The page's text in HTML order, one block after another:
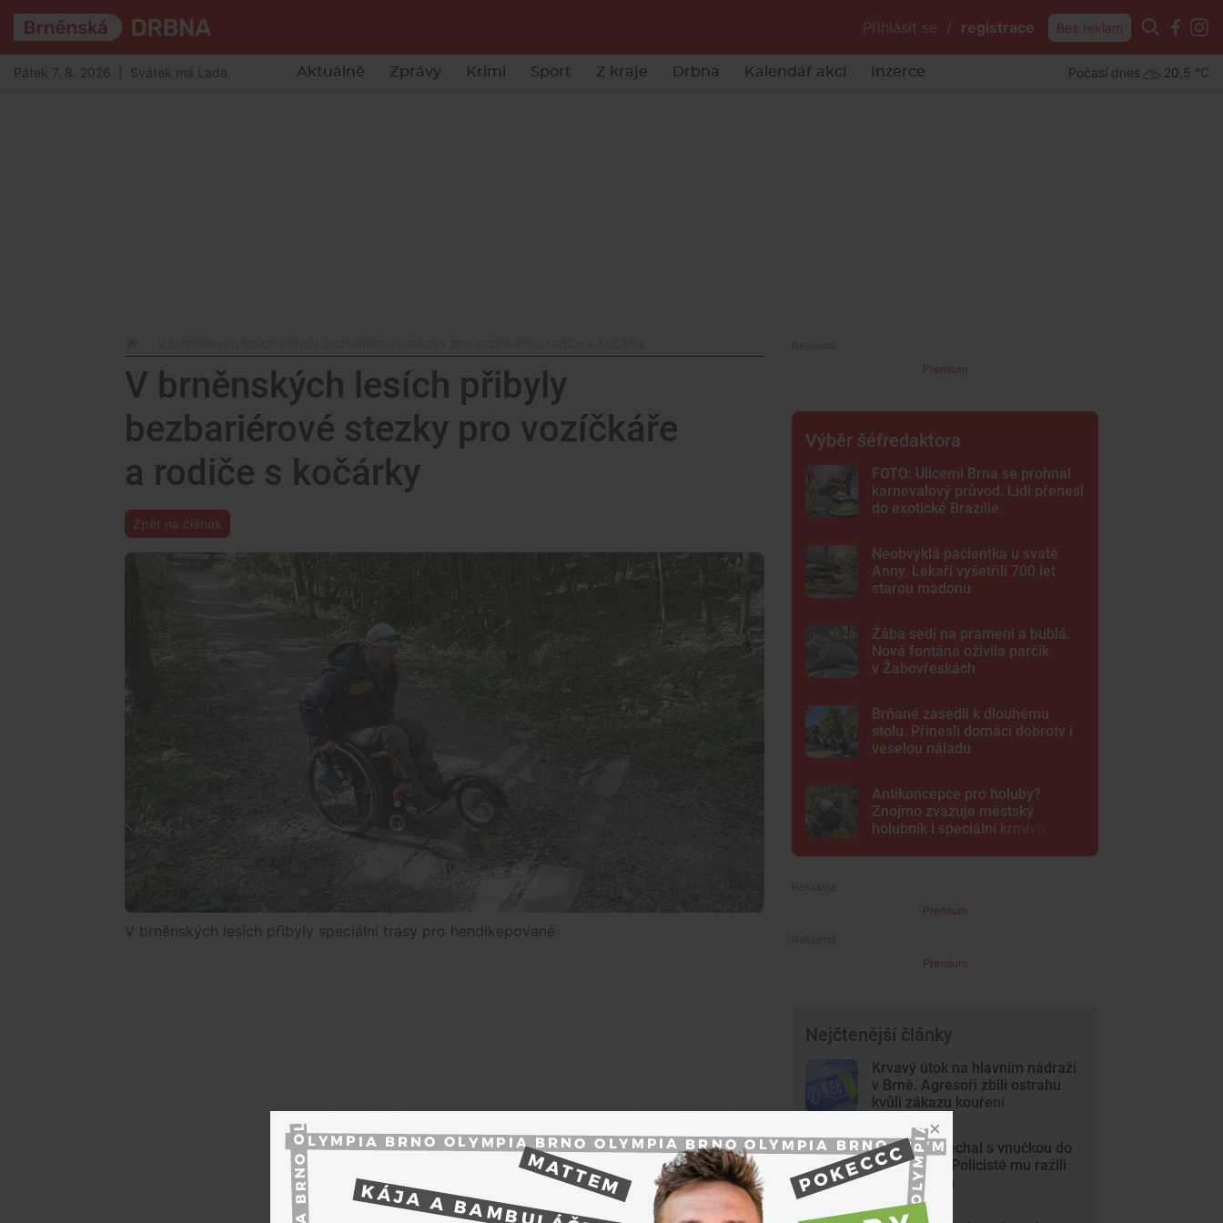
Přihlásit se / registrace Bez reklam
Pátek 7. 8. 2026 | Svátek má Lada Aktuálně Zprávy Krimi Sport Z kraje Drbna Kalendář akcí Inzerce Počasí dnes 20,5 °C
V brněnských lesích přibyly
bezbariérové stezky pro vozíčkáře
a rodiče s kočárky
Zpět na článek
V brněnských lesích přibyly speciální trasy pro hendikepované
Premium
Výběr šéfredaktora
FOTO: Ulicemi Brna se prohnal
karnevalový průvod. Lidi přenesl
do exotické Brazílie
Neobvyklá pacientka u svaté
Anny. Lékaři vyšetřili 700 let
starou madonu
Žába sedí na prameni a bublá.
Nová fontána oživila parčík
v Žabovřeskách
Brňané zasedli k dlouhému
stolu. Přinesli domácí dobroty i
veselou náladu
Antikoncepce pro holuby?
Znojmo zvažuje městský
holubník i speciální krmivo
Premium
Premium
Nejčtenější články
Krvavý útok na hlavním nádraží
v Brně. Agresoři zbili ostrahu
kvůli zákazu kouření
Dědeček spěchal s vnučkou do
nemocnice. Policisté mu razili
cestu Brnem